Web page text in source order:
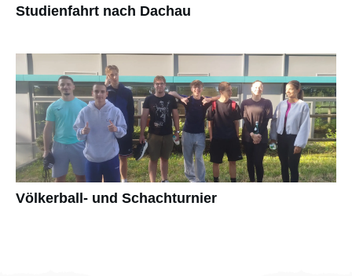
Studienfahrt nach Dachau
Völkerball- und Schachturnier